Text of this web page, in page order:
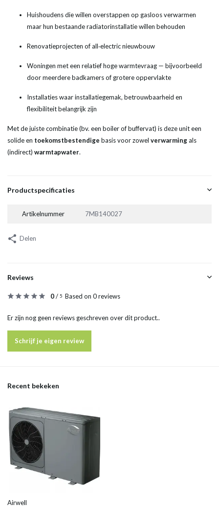
Huishoudens die willen overstappen op gasloos verwarmen
maar hun bestaande radiatorinstallatie willen behouden
Renovatieprojecten of all‑electric nieuwbouw
Woningen met een relatief hoge warmtevraag — bijvoorbeeld
door meerdere badkamers of grotere oppervlakte
Installaties waar installatiegemak, betrouwbaarheid en
flexibiliteit belangrijk zijn
Met de juiste combinatie (bv. een boiler of buffervat) is deze unit een
solide en toekomstbestendige basis voor zowel verwarmingals
(indirect) warmtapwater.
Productspecificaties
Artikelnummer 7MB140027
Delen
Reviews
0/ 5 Based on 0 reviews
Er zijn nog geen reviews geschreven over dit product..
Schrijf je eigen review
Recent bekeken
Airwell